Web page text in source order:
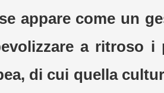
appare come un
a ritroso
di cui quella